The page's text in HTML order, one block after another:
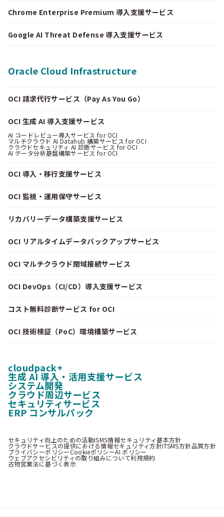
Chrome Enterprise Premium 導入支援サービス
Google AI Threat Defense 導入支援サービス
Oracle Cloud Infrastructure
OCI 請求代行サービス（Pay As You Go）
OCI 生成 AI 導入支援サービス
AI コードレビュー導入サービス for OCI
マルチクラウド AI Datahub 構築サービス for OCI
クラウドセキュリティ AI 診断サービス for OCI
AI データ分析基盤構築サービス for OCI
OCI 導入・移行支援サービス
OCI 監視・運用保守サービス
リカバリーデータ構築支援サービス
OCI リアルタイムデータバックアップサービス
OCI マルチクラウド閉域接続サービス
OCI DevOps（CI/CD）導入支援サービス
コスト無料診断サービス for OCI
OCI 技術検証（PoC）環境構築サービス
cloudpack+
生成 AI 導入・活用支援サービス
システム開発
クラウド周辺サービス
セキュリティサービス
ERP コンサルパック
セキュリティ向上のための活動ISMS情報セキュリティ基本方針
クラウドサービスの提供における情報セキュリティ方針ITSMS方針品質方針
プライバシーポリシーCookieポリシーAI ポリシー
ウェブアクセシビリティの取り組みについて利用規約
古物営業法に基づく表示